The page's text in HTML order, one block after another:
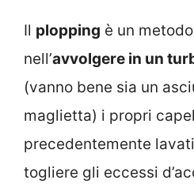
Il plopping è un
nell’avvolgere in un
(vanno bene sia un
maglietta) i propri
precedentemente
togliere gli eccessi